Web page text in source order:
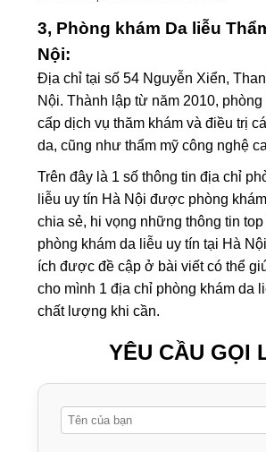
3, Phòng khám Da liễu
Nội:
Địa chỉ tại số 54 Nguyễn Xiển,
Nội. Thành lập từ năm 2010, phòng
cấp dịch vụ thăm khám và điều trị
da, cũng như thẩm mỹ công nghệ
Trên đây là 1 số thông tin địa chỉ
liễu uy tín Hà Nội được phòng
chia sẻ, hi vọng những thông tin
phòng khám da liễu uy tín tại Hà
ích được đề cập ở bài viết có thể
cho mình 1 địa chỉ phòng khám da
chất lượng khi cần.
YÊU CẦU GỌI